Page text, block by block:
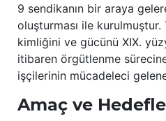
9 sendikanın bir araya
oluşturması ile kurulmuştur.
kimliğini ve gücünü XIX.
itibaren örgütlenme
işçilerinin mücadeleci
Amaç ve